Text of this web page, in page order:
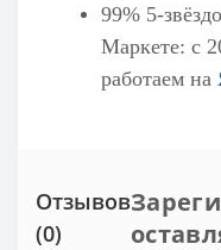
99% 5-
Маркете: с
работаем на
Отзывов
(0)